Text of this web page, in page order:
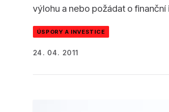
výlohu a nebo požádat o
ÚSPORY A INVESTICE
24. 04. 2011